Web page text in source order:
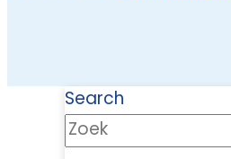
Search